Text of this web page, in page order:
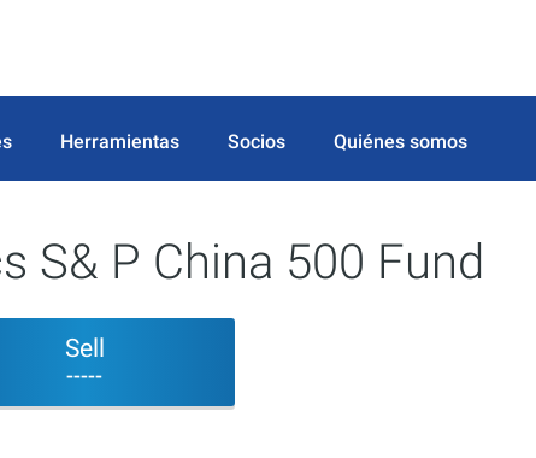
Herramientas Socios Quiénes somos
S& P China 500 Fund
Sell
-----